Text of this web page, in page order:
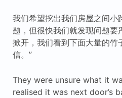
我们希望挖出我们房屋之间小
题，但很快我们就发现问题要
掀开，我们看到下面大量的竹
信。”
They were unsure what it
realised it was next door’s